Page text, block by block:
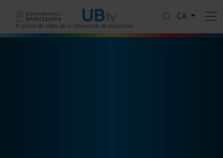
El portal de vídeo de la Universitat de Barcelona
CA